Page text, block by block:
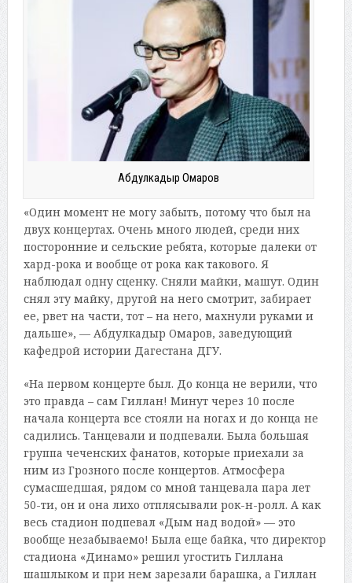
Абдулкадыр Омаров
«Один момент не могу забыть, потому что был на
двух концертах. Очень много людей, среди них
посторонние и сельские ребята, которые далеки от
хард-рока и вообще от рока как такового. Я
наблюдал одну сценку. Сняли майки, машут. Один
снял эту майку, другой на него смотрит, забирает
ее, рвет на части, тот – на него, махнули руками и
дальше», — Абдулкадыр Омаров, заведующий
кафедрой истории Дагестана ДГУ.
«На первом концерте был. До конца не верили, что
это правда – сам Гиллан! Минут через 10 после
начала концерта все стояли на ногах и до конца не
садились. Танцевали и подпевали. Была большая
группа чеченских фанатов, которые приехали за
ним из Грозного после концертов. Атмосфера
сумасшедшая, рядом со мной танцевала пара лет
50-ти, он и она лихо отплясывали рок-н-ролл. А как
весь стадион подпевал «Дым над водой» — это
вообще незабываемо! Была еще байка, что директор
стадиона «Динамо» решил угостить Гиллана
шашлыком и при нем зарезали барашка, а Гиллан